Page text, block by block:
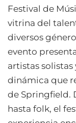
Festival de
vitrina del
diversos
evento
artistas
dinámica que
de Springfield.
hasta folk, el